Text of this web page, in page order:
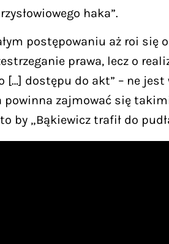
haka”.
postępowaniu aż roi
prawa, lecz o
dostępu do akt” – ne
zajmować się
by „Bąkiewicz trafił do